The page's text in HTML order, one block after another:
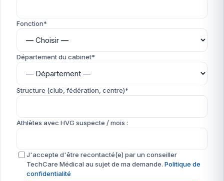
Fonction*
Département du cabinet*
Structure (club, fédération, centre)*
Athlètes avec HVG suspecte / mois :
J'accepte d'être recontacté(e) par un conseiller
TechCare Médical au sujet de ma demande. Politique de
confidentialité